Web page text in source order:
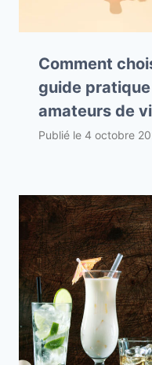
Comment
guide
amateurs de
Publié le 4 octobre